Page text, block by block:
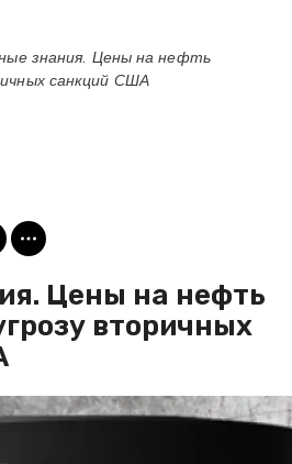
знания. Цены на нефть
санкций США
Цены на нефть
вторичных